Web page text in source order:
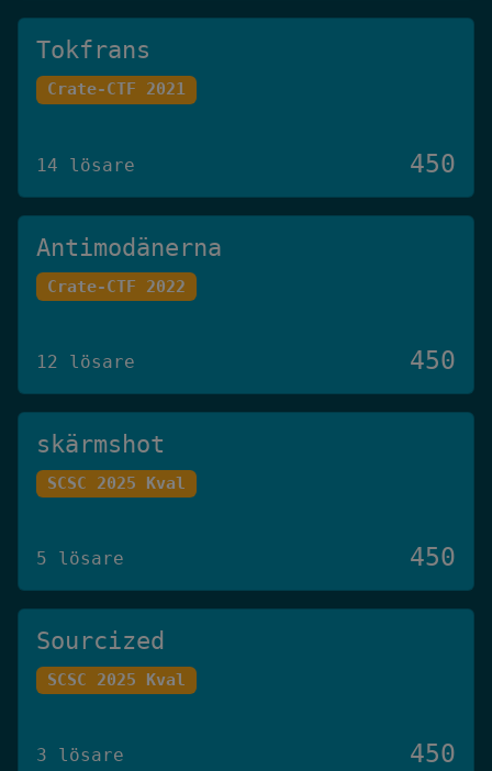
Tokfrans
Crate-CTF 2021
14 lösare 450
Antimodänerna
Crate-CTF 2022
12 lösare 450
skärmshot
SCSC 2025 Kval
5 lösare 450
Sourcized
SCSC 2025 Kval
3 lösare 450